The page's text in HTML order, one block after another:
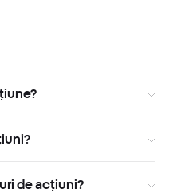
de acțiuni?